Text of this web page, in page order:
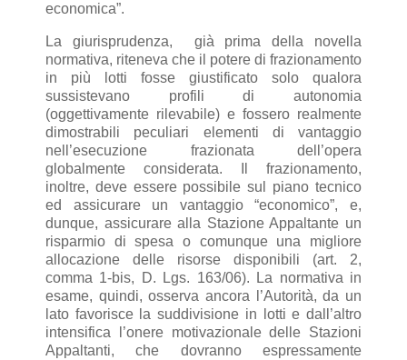
economica”.
La giurisprudenza, già prima della novella
normativa, riteneva che il potere di frazionamento
in più lotti fosse giustificato solo qualora
sussistevano profili di autonomia
(oggettivamente rilevabile) e fossero realmente
dimostrabili peculiari elementi di vantaggio
nell’esecuzione frazionata dell’opera
globalmente considerata.
Il frazionamento,
inoltre, deve essere possibile sul piano tecnico
ed assicurare un vantaggio “economico”, e,
dunque, assicurare alla Stazione Appaltante un
risparmio di spesa o comunque una migliore
allocazione delle risorse disponibili (art. 2,
comma 1-bis, D. Lgs. 163/06).
La normativa in
esame, quindi, osserva ancora l’Autorità, da un
lato favorisce la suddivisione in lotti e dall’altro
intensifica l’onere motivazionale delle Stazioni
Appaltanti, che dovranno espressamente